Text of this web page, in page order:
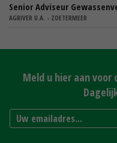
Senior Adviseur
AGRIVER U.A. - ZOETERMEER
Meld u hier aan